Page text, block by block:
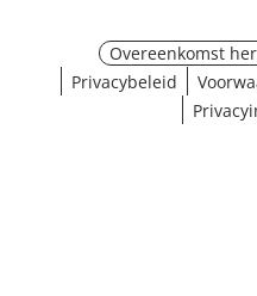
Overeenkomst
Privacybeleid